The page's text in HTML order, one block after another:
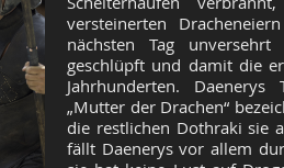
versteinerten
nächsten Tag
geschlüpft und damit die
Jahrhunderten.
„Mutter der Drachen“
die restlichen Dothraki sie
fällt Daenerys vor allem